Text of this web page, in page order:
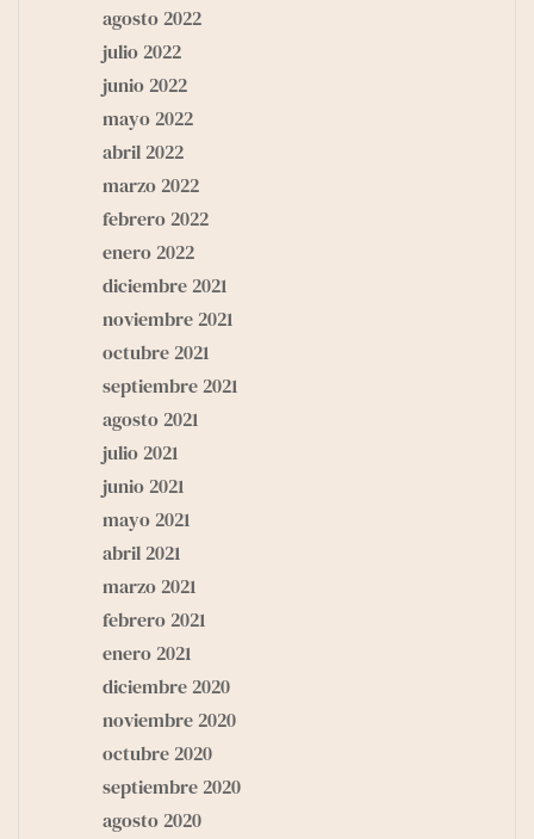
agosto 2022
julio 2022
junio 2022
mayo 2022
abril 2022
marzo 2022
febrero 2022
enero 2022
diciembre 2021
noviembre 2021
octubre 2021
septiembre 2021
agosto 2021
julio 2021
junio 2021
mayo 2021
abril 2021
marzo 2021
febrero 2021
enero 2021
diciembre 2020
noviembre 2020
octubre 2020
septiembre 2020
agosto 2020